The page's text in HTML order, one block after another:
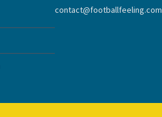
contact@footballfeeling.com